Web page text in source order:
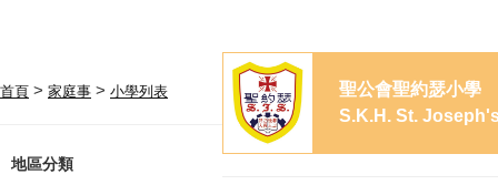
首頁 > 家庭事 > 小學列表
地區分類
聖公會聖約瑟小學
S.K.H. St.